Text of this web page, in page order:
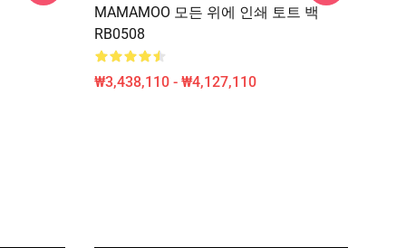
MAMAMOO 모든 위에 인쇄 토트 백
RB0508
₩3,438,110 - ₩4,127,110